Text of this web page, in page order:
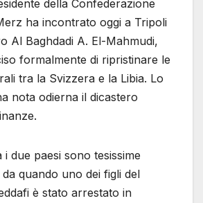
della Confederazione
ha incontrato oggi a Tripoli
Al Baghdadi A. El-Mahmudi,
formalmente di ripristinare le
tra la Svizzera e la Libia. Lo
nota odierna il dicastero
due paesi sono tesissime
quando uno dei figli del
è stato arrestato in